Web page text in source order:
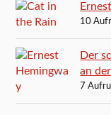
10
Der
an
7